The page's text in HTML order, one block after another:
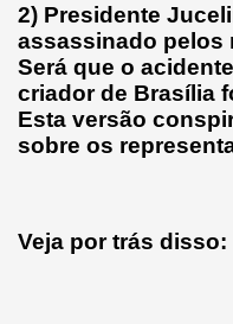
2) Presidente
assassinado pelos
Será que o
criador de Brasília
Esta versão
sobre os
Veja por trás disso: